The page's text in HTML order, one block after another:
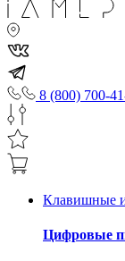
8 (800) 700-
Клавишные
Цифровые